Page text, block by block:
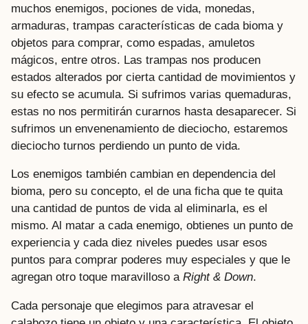
muchos enemigos, pociones de vida, monedas,
armaduras, trampas características de cada bioma y
objetos para comprar, como espadas, amuletos
mágicos, entre otros. Las trampas nos producen
estados alterados por cierta cantidad de movimientos y
su efecto se acumula. Si sufrimos varias quemaduras,
estas no nos permitirán curarnos hasta desaparecer. Si
sufrimos un envenenamiento de dieciocho, estaremos
dieciocho turnos perdiendo un punto de vida.
Los enemigos también cambian en dependencia del
bioma, pero su concepto, el de una ficha que te quita
una cantidad de puntos de vida al eliminarla, es el
mismo. Al matar a cada enemigo, obtienes un punto de
experiencia y cada diez niveles puedes usar esos
puntos para comprar poderes muy especiales y que le
agregan otro toque maravilloso a Right & Down.
Cada personaje que elegimos para atravesar el